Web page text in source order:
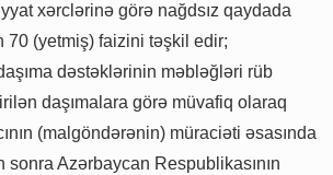
xərclərinə görə nağdsız qaydada
70 (yetmiş) faizini təşkil edir;
dəstəklərinin məbləğləri rüb
daşımalara görə müvafiq olaraq
(malgöndərənin) müraciəti əsasında
sonra Azərbaycan Respublikasının